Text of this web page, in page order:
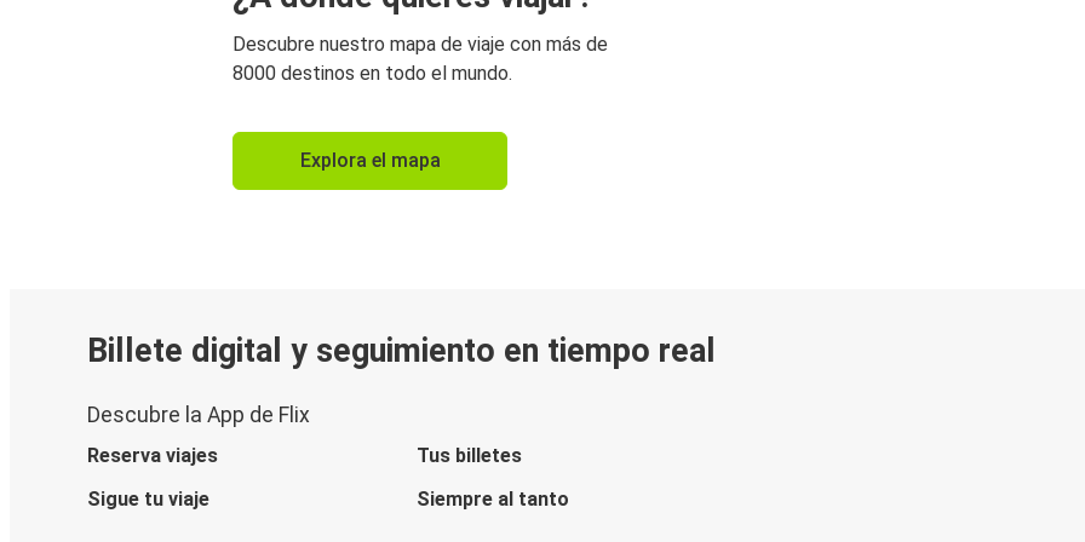
Descubre nuestro mapa de viaje con más de
8000 destinos en todo el mundo.
Explora el mapa
Billete digital y seguimiento en tiempo real
Descubre la App de Flix
Reserva viajes
Tus billetes
Sigue tu viaje
Siempre al tanto